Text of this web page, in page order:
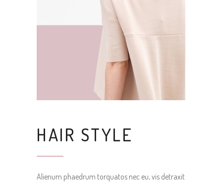
HAIR STYLE
Alienum phaedrum torquatos nec eu, vis detraxit